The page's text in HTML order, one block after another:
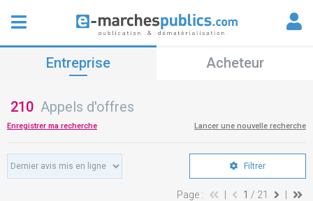
Entreprise Acheteur
210 Appels d'offres
Enregistrer ma recherche Lancer une nouvelle recherche
Filtrer
Page : 1 / 21